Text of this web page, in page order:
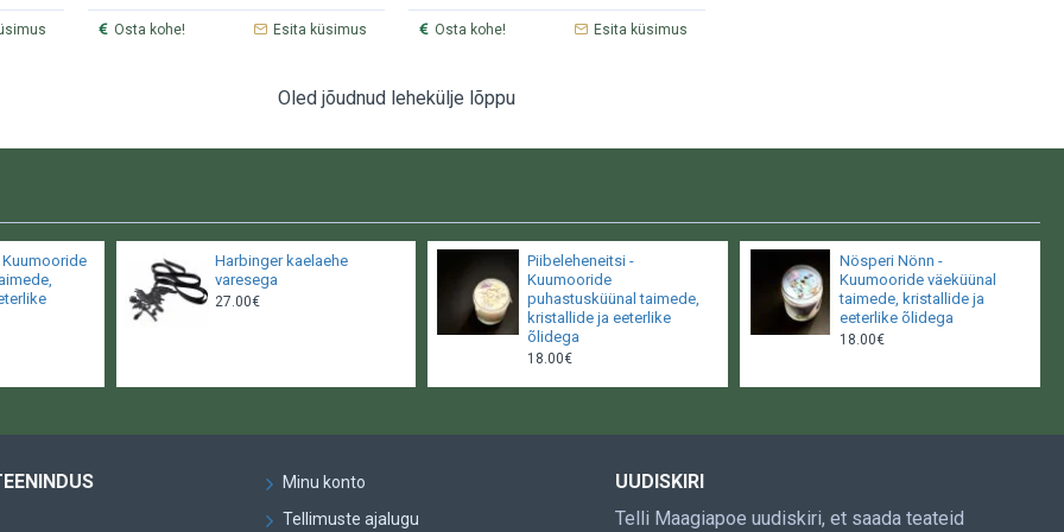
Osta kohe! Esita küsimus Osta kohe! Esita küsimus
Oled jõudnud lehekülje lõppu
Harbinger kaelaehe
varesega
27.00€
Piibeleheneitsi -
Kuumooride
puhastusküünal taimede,
kristallide ja eeterlike
õlidega
18.00€
Nösperi Nönn -
Kuumooride väeküünal
taimede, kristallide ja
eeterlike õlidega
18.00€
Minu konto
Tellimuste ajalugu
UUDISKIRI
Telli Maagiapoe uudiskiri, et saada teateid